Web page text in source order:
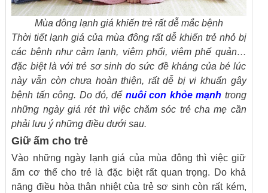
Mùa đông lạnh giá khiến trẻ rất dễ mắc bệnh
Thời tiết lạnh giá của mùa đông rất dễ khiến trẻ nhỏ bị
các bệnh như cảm lạnh, viêm phổi, viêm phế quản…
đặc biệt là với trẻ sơ sinh do sức đề kháng của bé lúc
này vẫn còn chưa hoàn thiện, rất dễ bị vi khuẩn gây
bệnh tấn công. Do đó, để nuôi con khỏe mạnh trong
những ngày giá rét thì việc chăm sóc trẻ cha mẹ cần
phải lưu ý những điều dưới sau.
Giữ ấm cho trẻ
Vào những ngày lạnh giá của mùa đông thì việc giữ
ấm cơ thể cho trẻ là đặc biệt rất quan trọng. Do khả
năng điều hòa thân nhiệt của trẻ sơ sinh còn rất kém,